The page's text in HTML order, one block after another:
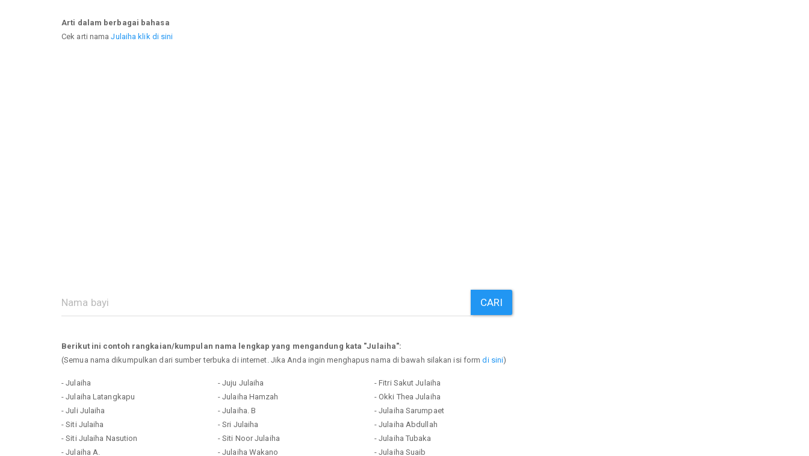
Arti dalam berbagai bahasa
Cek arti namaJulaiha klik di sini
CARI
Berikut ini contoh rangkaian/kumpulan nama lengkap yang mengandung kata "Julaiha":
(Semua nama dikumpulkan dari sumber terbuka di internet. Jika Anda ingin menghapus nama di bawah silakan isi formdi sini)
- Julaiha
- Julaiha Latangkapu
- Juli Julaiha
- Siti Julaiha
- Siti Julaiha Nasution
- Julaiha A.
- Juju Julaiha
- Julaiha Hamzah
- Julaiha. B
- Sri Julaiha
- Siti Noor Julaiha
- Julaiha Wakano
- Fitri Sakut Julaiha
- Okki Thea Julaiha
- Julaiha Sarumpaet
- Julaiha Abdullah
- Julaiha Tubaka
- Julaiha Suaib